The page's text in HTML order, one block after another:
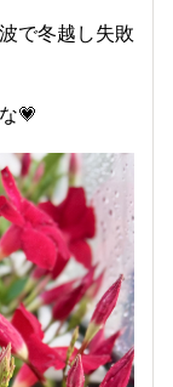
で冬越し失敗
💗